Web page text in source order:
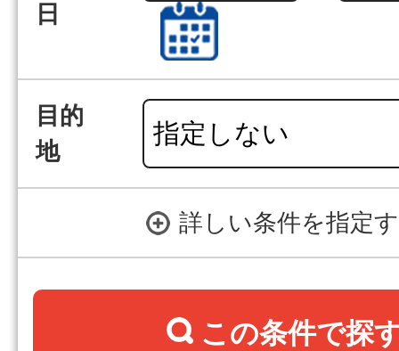
日
目的
地
詳しい条件を指定
この条件で探